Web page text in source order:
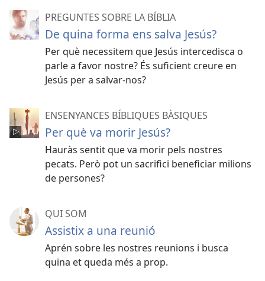
PREGUNTES SOBRE LA BÍBLIA
De quina forma ens salva Jesús?
Per què necessitem que Jesús intercedisca o
parle a favor nostre? És suficient creure en
Jesús per a salvar-nos?
ENSENYANCES BÍBLIQUES BÀSIQUES
Per què va morir Jesús?
Hauràs sentit que va morir pels nostres
pecats. Però pot un sacrifici beneficiar milions
de persones?
QUI SOM
Assistix a una reunió
Aprén sobre les nostres reunions i busca
quina et queda més a prop.